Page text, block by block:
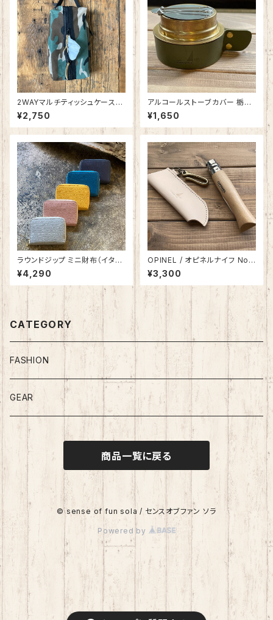
2WAYマルチティッシュケース
無地＆カモ柄 SPZ-1654
¥2,750
アルコールストーブカバー 栃木
レザー・姫路レザー 日本製 SP
O-009
¥1,650
ラウンドジップ ミニ財布（イタリ
アンレザー）日本製 SPW-007
-2
¥4,290
OPINEL / オピネルナイフ No.
09用 レザーケース 栃木・姫路
レザー 日本製 SPO-017
¥3,300
CATEGORY
FASHION
GEAR
商品一覧に戻る
© sense of fun sola / センスオブファン ソラ
Powered by